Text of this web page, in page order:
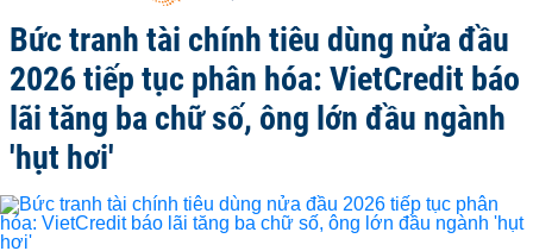
Bức tranh tài chính tiêu dùng nửa đầu
2026 tiếp tục phân hóa: VietCredit báo
lãi tăng ba chữ số, ông lớn đầu ngành
'hụt hơi'